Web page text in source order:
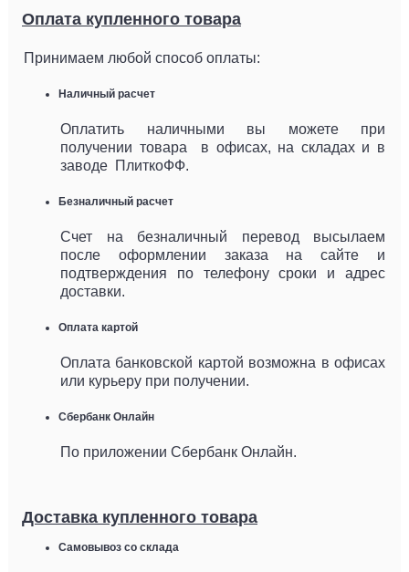
Оплата купленного товара
Принимаем любой способ оплаты:
Наличный расчет
Оплатить наличными вы можете при
получении товара в офисах, на складах и в
заводе ПлиткоФФ.
Безналичный расчет
Счет на безналичный перевод высылаем
после оформлении заказа на сайте и
подтверждения по телефону сроки и адрес
доставки.
Оплата картой
Оплата банковской картой возможна в офисах
или курьеру при получении.
Сбербанк Онлайн
По приложении Сбербанк Онлайн.
Доставка купленного товара
Самовывоз со склада